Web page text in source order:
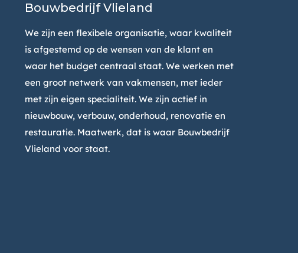
Bouwbedrijf Vlieland
We zijn een flexibele organisatie, waar kwaliteit
is afgestemd op de wensen van de klant en
waar het budget centraal staat. We werken met
een groot netwerk van vakmensen, met ieder
met zijn eigen specialiteit. We zijn actief in
nieuwbouw, verbouw, onderhoud, renovatie en
restauratie. Maatwerk, dat is waar Bouwbedrijf
Vlieland voor staat.